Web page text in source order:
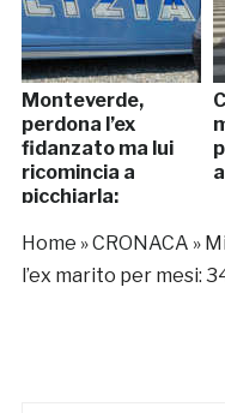
Monteverde,
perdona l’ex
fidanzato ma lui
ricomincia a
picchiarla:
Home »CRONACA »
l’ex marito per mesi: